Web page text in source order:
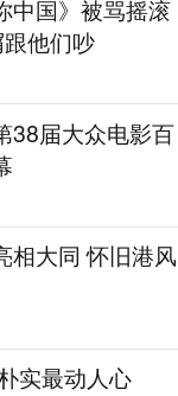
中国》被骂摇滚
跟他们吵
38届大众电影百
相大同 怀旧港风
实最动人心